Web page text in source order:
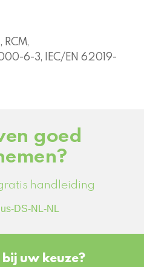
6-3, IEC/EN 62019-
goed
handleiding
DS-NL-NL
uw keuze?